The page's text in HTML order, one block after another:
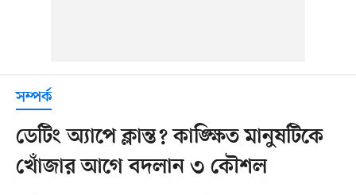
সম্পর্ক
ডেটিং অ্যাপে ক্লান্ত? কাঙ্ক্ষিত মানুষটিকে
খোঁজার আগে বদলান ৩ কৌশল